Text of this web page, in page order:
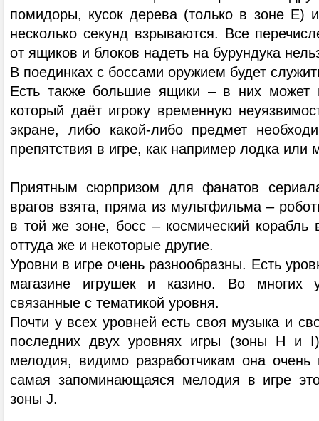
помидоры, кусок дерева (только в зоне Е)
несколько секунд взрываются. Все
от ящиков и блоков надеть на бурундука
В поединках с боссами оружием будет
Есть также большие ящики – в них может
который даёт игроку временную
экране, либо какой-либо предмет
препятствия в игре, как например лодка или
Приятным сюрпризом для фанатов
врагов взята, пряма из мультфильма –
в той же зоне, босс – космический корабль
оттуда же и некоторые другие.
Уровни в игре очень разнообразны. Есть
магазине игрушек и казино. Во многих
связанные с тематикой уровня.
Почти у всех уровней есть своя музыка и
последних двух уровнях игры (зоны H и
мелодия, видимо разработчикам она очень
самая запоминающаяся мелодия в игре
зоны J.